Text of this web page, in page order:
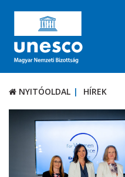
NYITÓOLDAL HÍREK
RÓLUNK
TÉMÁK
DOKUMENTUMTÁR
NYITÓOLDAL HÍREK